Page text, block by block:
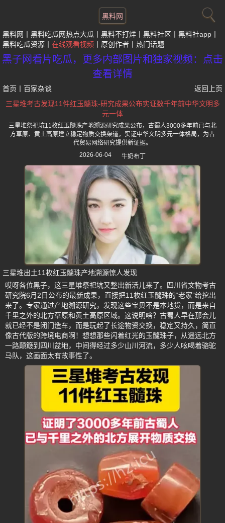
黑料网
黑料网 黑料吃瓜网热点大瓜 黑料不打烊 黑料社区
黑料社app
黑料吃瓜资源
在线观看视频 原创作者 热门话题
黑子网看片吃瓜，更多内部图片和独家视频：点击
查看详情
首页 百家杂谈
返回上页
三星堆考古发现11件红玉髓珠-研究成果公布实证数千年前中华文明多
元一体
三星堆祭祀坑11枚红玉髓珠产地溯源研究成果公布，古蜀人3000多年前已与北
方草原、黄土高原建立稳定物质交换渠道，实证中华文明多元一体格局，为古
代贸易网络研究提供新证据。
2026-06-04
牛奶布丁
三星堆出土11枚红玉髓珠产地溯源惊人发现
哎呀各位黑子，这三星堆祭祀坑又整出新活儿来了。四川省文物考古
研究院6月2日公布的最新成果，直接把11枚红玉髓珠的“老家”给挖出
来了。专家通过产地溯源研究，发现这些宝贝不是本地货，而是来自
千里之外的北方草原和黄土高原区域。这说明啥？古蜀人早在那会儿
就已经不是闭门造车，而是玩起了长途物资交换，稳定又持久，简直
像古代版的跨境电商啊！想想那些闪着红光的玉髓珠子，从遥远北方
一路颠簸到四川盆地，中间得经过多少山川河流，多少人吆喝着骆驼
马队，这画面太有故事性了。